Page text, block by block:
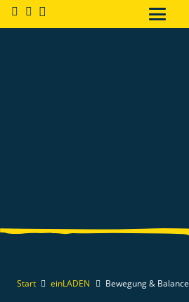
Start einLADEN Bewegung & Balance